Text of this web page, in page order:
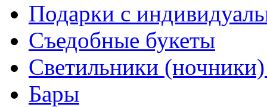
Подарки с
Съедобные букеты
Светильники
Бары